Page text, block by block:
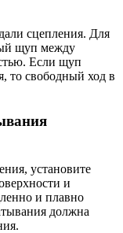
сцепления. Для
щуп между
Если щуп
то свободный ход в
установите
и
и плавно
должна